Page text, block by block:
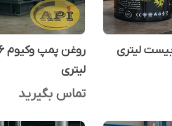
لیتری
تماس بگیرید